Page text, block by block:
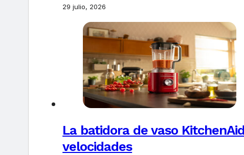
29 julio, 2026
La batidora de vaso
velocidades